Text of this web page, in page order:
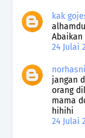
kak
24 Julai
jangan
orang
mama
hihihi
24 Julai